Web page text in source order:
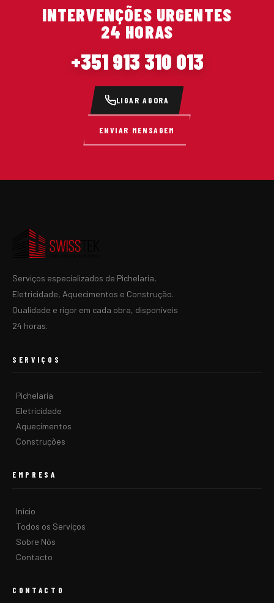
INTERVENÇÕES URGENTES
24 HORAS
+351 913 310 013
LIGAR AGORA
ENVIAR MENSAGEM
Serviços especializados de Pichelaria,
Eletricidade, Aquecimentos e Construção.
Qualidade e rigor em cada obra, disponíveis
24 horas.
SERVIÇOS
Pichelaria
Eletricidade
Aquecimentos
Construções
EMPRESA
Início
Todos os Serviços
Sobre Nós
Contacto
CONTACTO